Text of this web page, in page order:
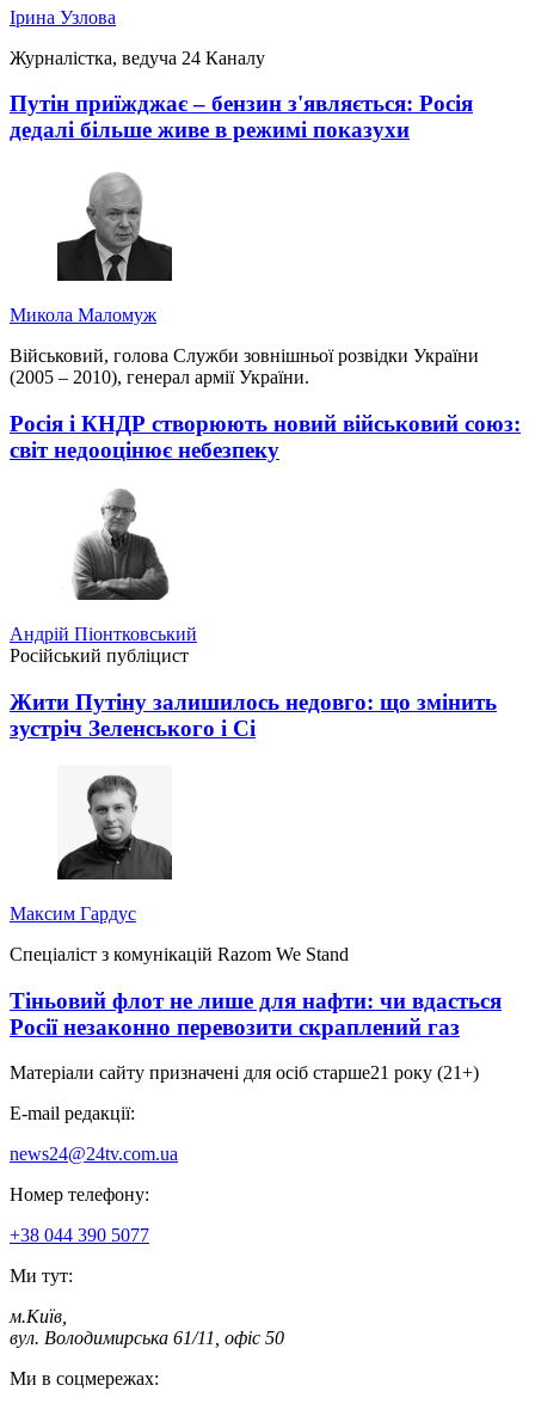
Ірина Узлова
Журналістка, ведуча 24 Каналу
Путін приїжджає – бензин з'являється: Росія
дедалі більше живе в режимі показухи
Микола Маломуж
Військовий, голова Служби зовнішньої розвідки України
(2005 – 2010), генерал армії України.
Росія і КНДР створюють новий військовий союз:
світ недооцінює небезпеку
Андрій Піонтковський
Російський публіцист
Жити Путіну залишилось недовго: що змінить
зустріч Зеленського і Сі
Максим Гардус
Спеціаліст з комунікацій Razom We Stand
Тіньовий флот не лише для нафти: чи вдасться
Росії незаконно перевозити скраплений газ
Матеріали сайту призначені для осіб старше21 року (21+)
E-mail редакції:
news24@24tv.com.ua
Номер телефону:
+38 044 390 5077
Ми тут:
м.Київ
вул. Володимирська 61/11, офіс 50
Ми в соцмережах: